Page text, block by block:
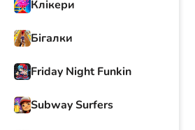
Клікери
Бігалки
Friday Night Funkin
Subway Surfers